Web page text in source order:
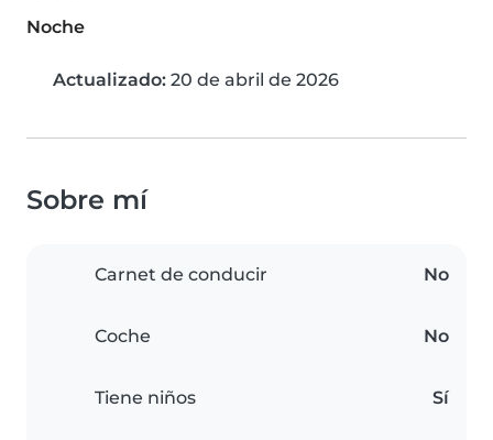
Noche
Actualizado: 20 de abril de 2026
Sobre mí
Carnet de conducir No
Coche No
Tiene niños Sí